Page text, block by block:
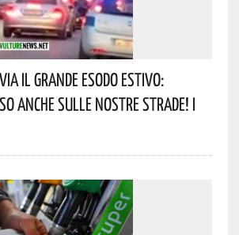
Il Grande Esodo Estivo:
Anche Sulle Nostre Strade! I